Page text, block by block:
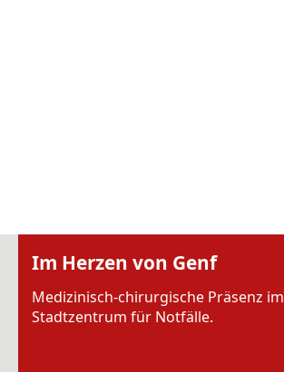
Im Herzen von Genf
Medizinisch-chirurgische Präsenz im
Stadtzentrum für Notfälle.